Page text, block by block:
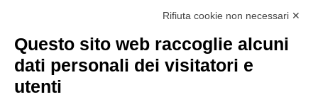
Unidata s.r.lcon unico socio
Largo dell’Artigianato, 1 - 23100 Sondrio
Rifiuta cookie non necessari ✕
Questo sito web raccoglie alcuni
dati personali dei visitatori e
utenti